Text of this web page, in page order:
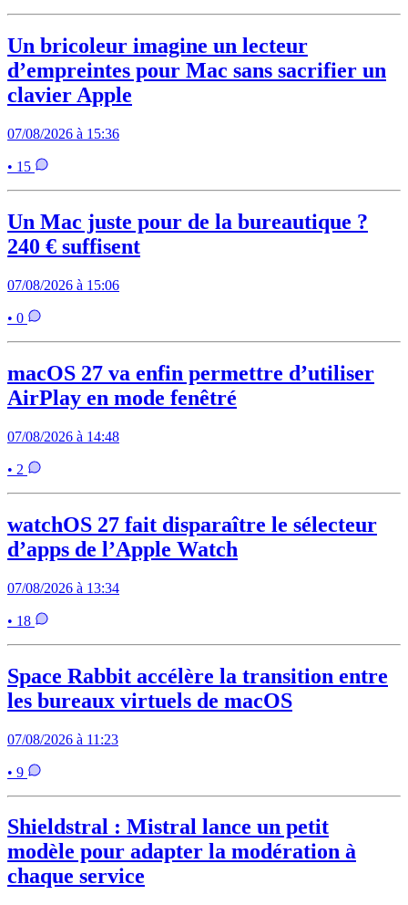
Un bricoleur imagine un lecteur
d’empreintes pour Mac sans sacrifier un
clavier Apple
07/08/2026 à 15:36
• 15
Un Mac juste pour de la bureautique ?
240 € suffisent
07/08/2026 à 15:06
• 0
macOS 27 va enfin permettre d’utiliser
AirPlay en mode fenêtré
07/08/2026 à 14:48
• 2
watchOS 27 fait disparaître le sélecteur
d’apps de l’Apple Watch
07/08/2026 à 13:34
• 18
Space Rabbit accélère la transition entre
les bureaux virtuels de macOS
07/08/2026 à 11:23
• 9
Shieldstral : Mistral lance un petit
modèle pour adapter la modération à
chaque service